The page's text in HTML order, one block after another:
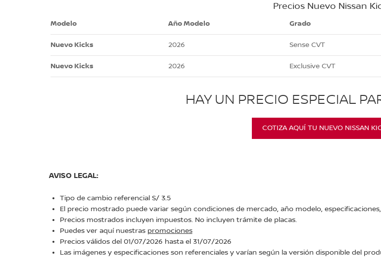
Precios Nuevo Nissan
Modelo Año Modelo Grado
Nuevo Kicks 2026 Sense CVT
Nuevo Kicks 2026 Exclusive CVT
HAY UN PRECIO ESPECIAL
COTIZA AQUÍ TU NUEVO NISSAN
AVISO LEGAL:
Tipo de cambio referencial S/ 3.5
El precio mostrado puede variar según condiciones de mercado, año modelo,
Precios mostrados incluyen impuestos. No incluyen trámite de placas.
Puedes ver aquí nuestras promociones
Precios válidos del 01/07/2026 hasta el 31/07/2026
Las imágenes y especificaciones son referenciales y varían según la versión disponible del